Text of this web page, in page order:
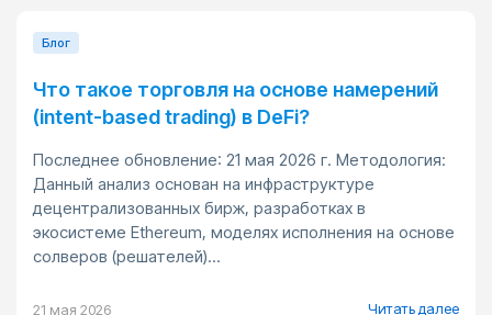
Блог
Что такое торговля на основе намерений
(intent-based trading) в DeFi?
Последнее обновление: 21 мая 2026 г. Методология:
Данный анализ основан на инфраструктуре
децентрализованных бирж, разработках в
экосистеме Ethereum, моделях исполнения на основе
солверов (решателей)...
21 мая 2026 Читать далее